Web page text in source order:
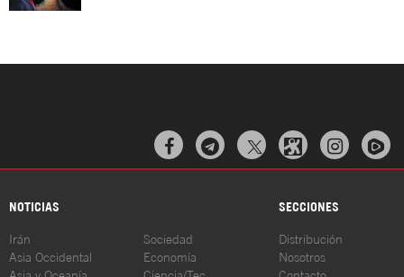
  
NOTICIAS SECCIONES
Irán
Asia Occidental
Asia y Oceanía
Sociedad
Economía
Ciencia/Tec
Distribución
Nosotros
Contacto